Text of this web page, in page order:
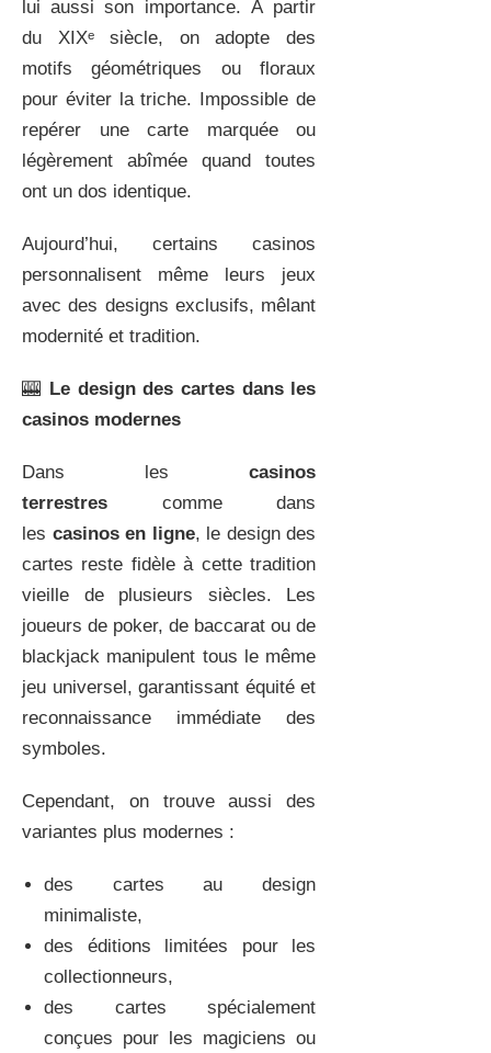
lui aussi son importance. À partir
du XIXᵉ siècle, on adopte des
motifs géométriques ou floraux
pour éviter la triche. Impossible de
repérer une carte marquée ou
légèrement abîmée quand toutes
ont un dos identique.
Aujourd’hui, certains casinos
personnalisent même leurs jeux
avec des designs exclusifs, mêlant
modernité et tradition.
🎰 Le design des cartes dans les
casinos modernes
Dans lescasinos
terrestres comme dans
les casinos en ligne, le design des
cartes reste fidèle à cette tradition
vieille de plusieurs siècles. Les
joueurs de poker, de baccarat ou de
blackjack manipulent tous le même
jeu universel, garantissant équité et
reconnaissance immédiate des
symboles.
Cependant, on trouve aussi des
variantes plus modernes :
des cartes au design
minimaliste,
des éditions limitées pour les
collectionneurs,
des cartes spécialement
conçues pour les magiciens ou